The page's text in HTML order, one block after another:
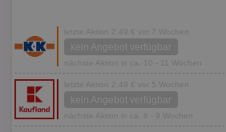
letzte Aktion 2,49 € vor 7 Wochen
kein Angebot verfügbar
nächste Aktion in ca. 10 - 11 Wochen
letzte Aktion 2,49 € vor 5 Wochen
kein Angebot verfügbar
nächste Aktion in ca. 8 - 9 Wochen